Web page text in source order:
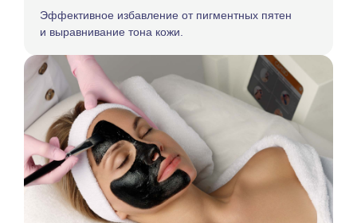
Эффективное избавление от пигментных пятен
и выравнивание тона кожи.